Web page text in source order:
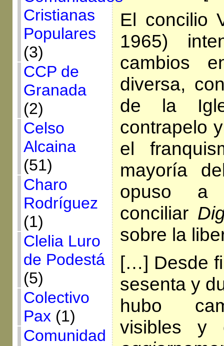
Cristianas
Populares
(3)
CCP de
Granada
(2)
Celso
Alcaina
(51)
Charo
Rodríguez
(1)
Clelia Luro
de Podestá
(5)
Colectivo
Pax (1)
Comunidad
El concilio
1965)
cambios
diversa,
de la
contrapelo
el
mayoría
opuso a
conciliar
sobre la
[…] Desde
sesenta y
hubo
visibles y